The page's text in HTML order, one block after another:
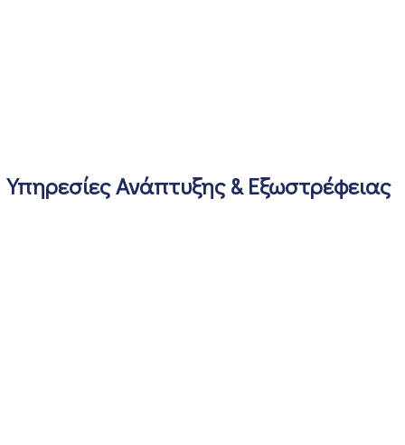
Υπηρεσίες Ανάπτυξης & Εξωστρέφειας